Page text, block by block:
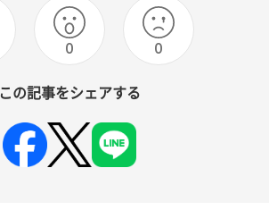
0 0
この記事をシェアする